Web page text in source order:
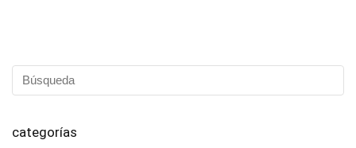
categorías